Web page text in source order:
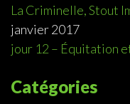
La Criminelle, Stout
janvier 2017
jour 12 – Équitation
Catégories